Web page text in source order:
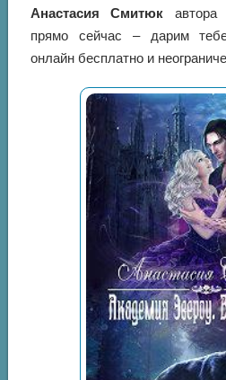
Анастасия Смитюк автора
прямо сейчас – дарим
онлайн бесплатно и